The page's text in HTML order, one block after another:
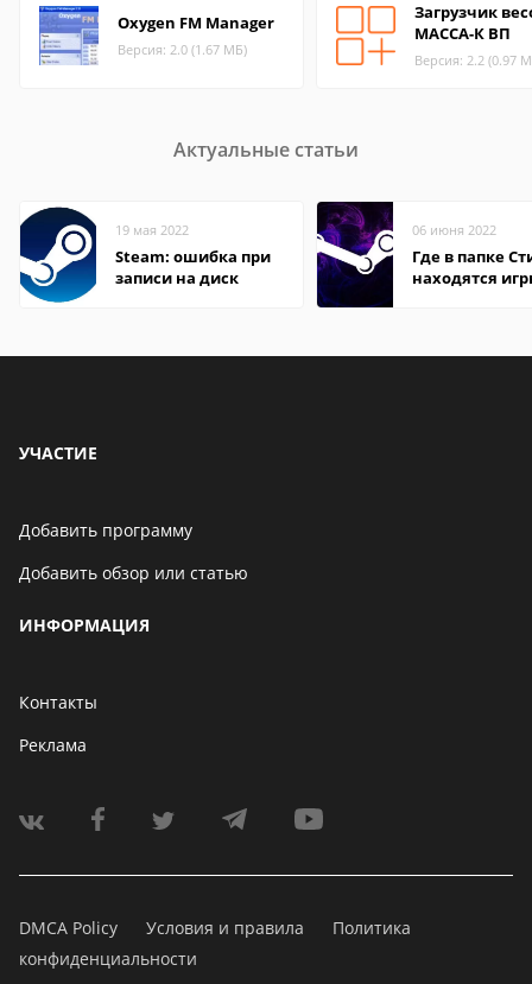
Oxygen FM Manager
Версия: 2.0 (1.67 МБ)
Загрузчик
МАССА-К ВП
Версия: 2.2 (0.97
Актуальные статьи
19 мая 2022
Steam: ошибка при
записи на диск
06 июня 2022
Где в папке
находятся
УЧАСТИЕ
Добавить программу
Добавить обзор или статью
ИНФОРМАЦИЯ
Контакты
Реклама
DMCA Policy Условия и правила
Политика
конфиденциальности